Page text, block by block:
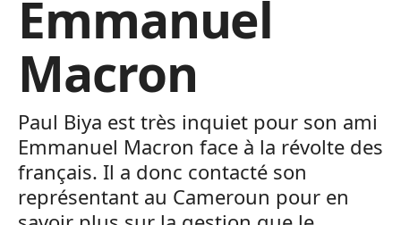
Emmanuel
Macron
Paul Biya est très inquiet pour son ami
Emmanuel Macron face à la révolte des
français. Il a donc contacté son
représentant au Cameroun pour en